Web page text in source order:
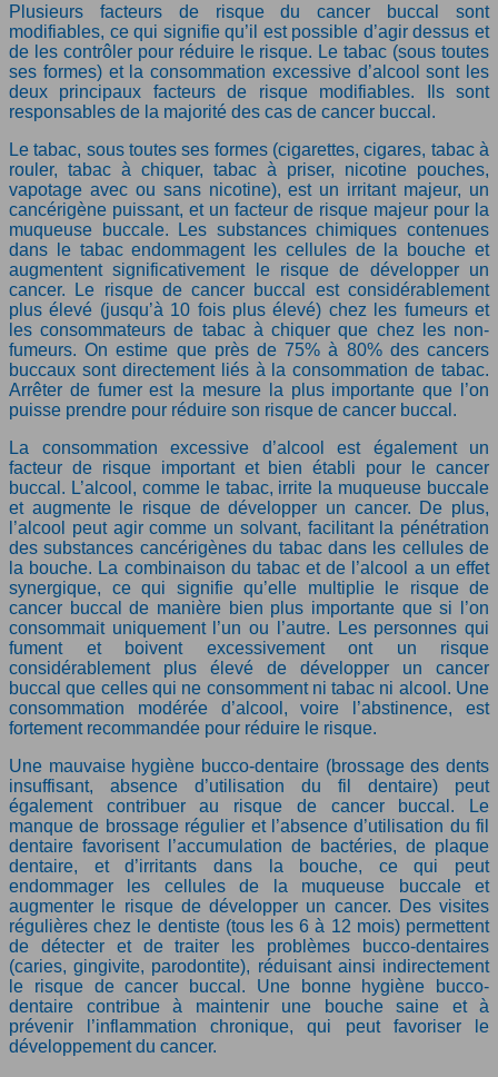
Plusieurs facteurs de risque du cancer buccal sont
modifiables, ce qui signifie qu’il est possible d’agir dessus et
de les contrôler pour réduire le risque. Le tabac (sous toutes
ses formes) et la consommation excessive d’alcool sont les
deux principaux facteurs de risque modifiables. Ils sont
responsables de la majorité des cas de cancer buccal.
Le tabac, sous toutes ses formes (cigarettes, cigares, tabac à
rouler, tabac à chiquer, tabac à priser, nicotine pouches,
vapotage avec ou sans nicotine), est un irritant majeur, un
cancérigène puissant, et un facteur de risque majeur pour la
muqueuse buccale. Les substances chimiques contenues
dans le tabac endommagent les cellules de la bouche et
augmentent significativement le risque de développer un
cancer. Le risque de cancer buccal est considérablement
plus élevé (jusqu’à 10 fois plus élevé) chez les fumeurs et
les consommateurs de tabac à chiquer que chez les non-
fumeurs. On estime que près de 75% à 80% des cancers
buccaux sont directement liés à la consommation de tabac.
Arrêter de fumer est la mesure la plus importante que l’on
puisse prendre pour réduire son risque de cancer buccal.
La consommation excessive d’alcool est également un
facteur de risque important et bien établi pour le cancer
buccal. L’alcool, comme le tabac, irrite la muqueuse buccale
et augmente le risque de développer un cancer. De plus,
l’alcool peut agir comme un solvant, facilitant la pénétration
des substances cancérigènes du tabac dans les cellules de
la bouche. La combinaison du tabac et de l’alcool a un effet
synergique, ce qui signifie qu’elle multiplie le risque de
cancer buccal de manière bien plus importante que si l’on
consommait uniquement l’un ou l’autre. Les personnes qui
fument et boivent excessivement ont un risque
considérablement plus élevé de développer un cancer
buccal que celles qui ne consomment ni tabac ni alcool. Une
consommation modérée d’alcool, voire l’abstinence, est
fortement recommandée pour réduire le risque.
Une mauvaise hygiène bucco-dentaire (brossage des dents
insuffisant, absence d’utilisation du fil dentaire) peut
également contribuer au risque de cancer buccal. Le
manque de brossage régulier et l’absence d’utilisation du fil
dentaire favorisent l’accumulation de bactéries, de plaque
dentaire, et d’irritants dans la bouche, ce qui peut
endommager les cellules de la muqueuse buccale et
augmenter le risque de développer un cancer. Des visites
régulières chez le dentiste (tous les 6 à 12 mois) permettent
de détecter et de traiter les problèmes bucco-dentaires
(caries, gingivite, parodontite), réduisant ainsi indirectement
le risque de cancer buccal. Une bonne hygiène bucco-
dentaire contribue à maintenir une bouche saine et à
prévenir l’inflammation chronique, qui peut favoriser le
développement du cancer.